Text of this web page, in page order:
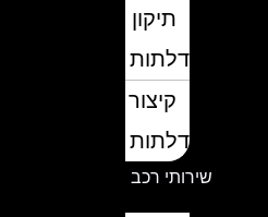
תיקון
דלתות
קיצור
דלתות
שירותי רכב